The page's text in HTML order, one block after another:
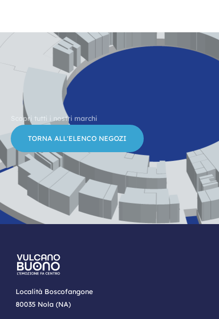
Scopri tutti i nostri marchi
TORNA ALL'ELENCO NEGOZI
Località Boscofangone
80035 Nola (NA)